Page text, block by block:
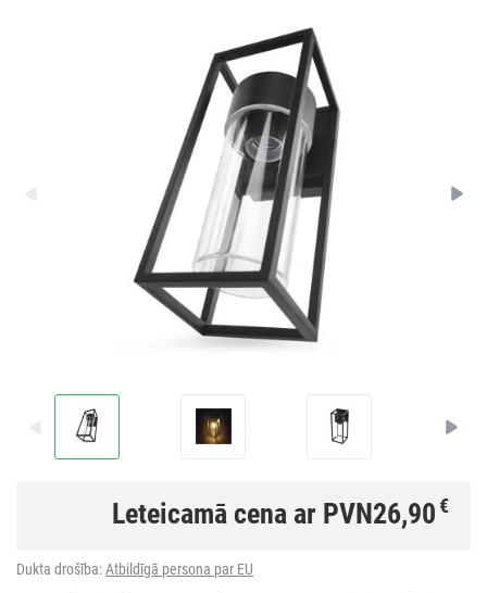
Leteicamā cena ar PVN26,90€
Dukta drošība:Atbildīgā persona par EU